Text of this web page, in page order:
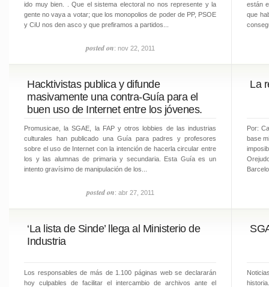
ido muy bien. . Que el sistema electoral no nos represente y la
gente no vaya a votar; que los monopolios de poder de PP, PSOE
y CiU nos den asco y que prefiramos a partidos...
posted on: nov 22, 2011
están
que
Hacktivistas publica y difunde
masivamente una contra-Guía para el
buen uso de Internet entre los jóvenes.
Promusicae, la SGAE, la FAP y otros lobbies de las industrias
culturales han publicado una Guía para padres y profesores
sobre el uso de Internet con la intención de hacerla circular entre
los y las alumnas de primaria y secundaria. Esta Guía es un
intento gravísimo de manipulación de los...
posted on: abr 27, 2011
La
Por:
base
‘La lista de Sinde’ llega al Ministerio de
Industria
Los responsables de más de 1.100 páginas web se declararán
hoy culpables de facilitar el intercambio de archivos ante el